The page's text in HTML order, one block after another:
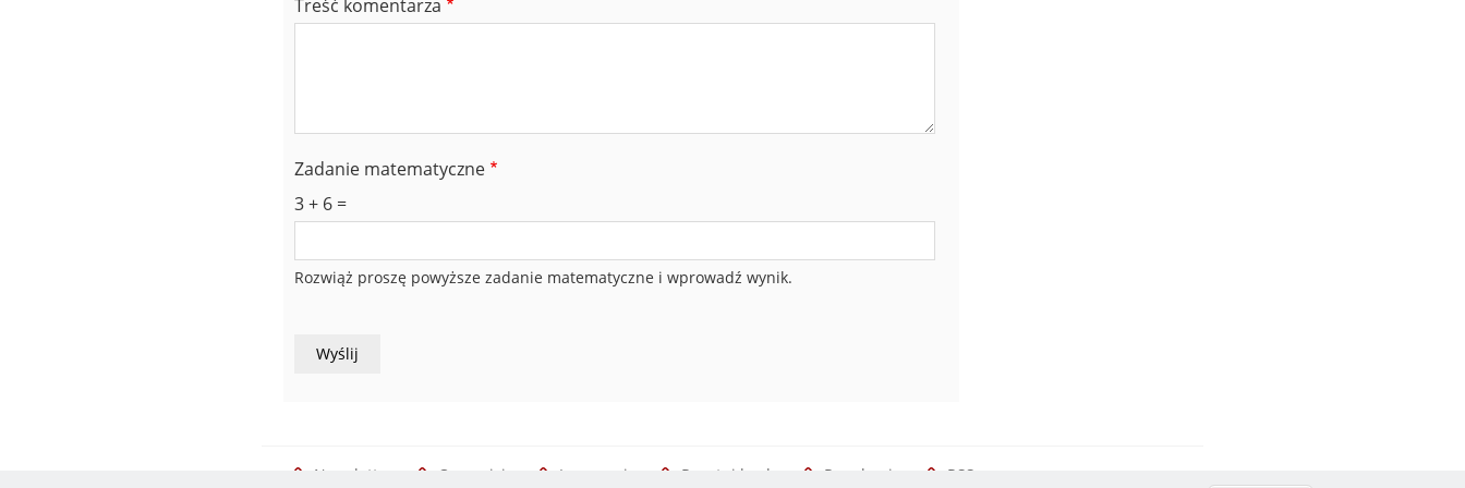
Treść komentarza
Zadanie matematyczne
3 + 6 =
Rozwiąż proszę powyższe zadanie matematyczne i wprowadź wynik.
Newsletter O serwisie Logowanie Resetuj hasło Regulamin RSS